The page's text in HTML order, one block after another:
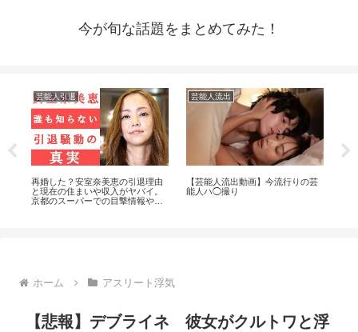
今が旬な話題をまとめてみた！
芸能人引退
再婚した？安室奈美恵の引退理由
と現在の住まいや収入がヤバイ。
京都のスーパーでの目撃情報や西
芸能人流出
【芸能人流出動画】今流行りの芸
能人ハ◯撮り
ホーム アスリート浮気
【悲報】デブライネ 彼女がクルトワと浮